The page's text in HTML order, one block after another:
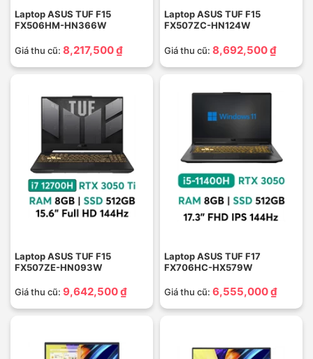
Laptop ASUS TUF F15
FX506HM-HN366W
Giá thu cũ: 8,217,500 ₫
Laptop ASUS TUF F15
FX507ZC-HN124W
Giá thu cũ: 8,692,500 ₫
Laptop ASUS TUF F15
FX507ZE-HN093W
Giá thu cũ: 9,642,500 ₫
Laptop ASUS TUF F17
FX706HC-HX579W
Giá thu cũ: 6,555,000 ₫